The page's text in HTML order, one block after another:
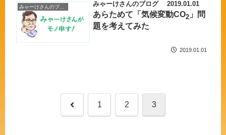
みゃーけさんのブログ みゃーけさんのブログ 2019.01.01
あらためて「気候変動CO2 」問
題を考えてみた
2019.01.01
前 1 2 3